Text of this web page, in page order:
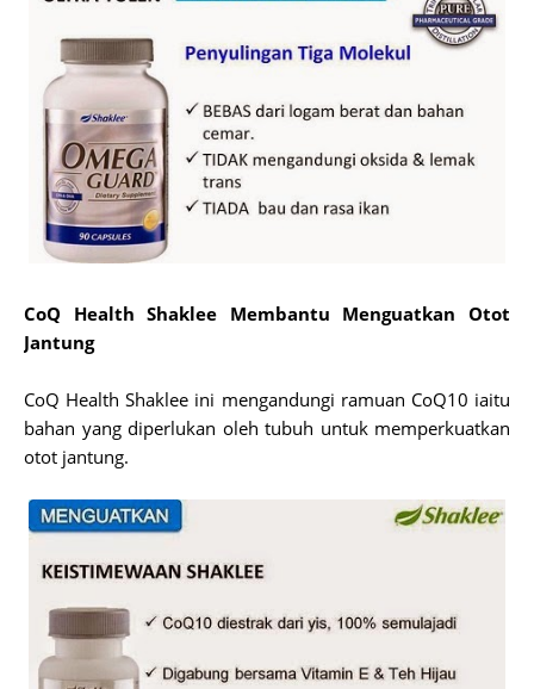
CoQ Health Shaklee Membantu Menguatkan Otot
Jantung
CoQ Health Shaklee ini mengandungi ramuan CoQ10 iaitu
bahan yang diperlukan oleh tubuh untuk memperkuatkan
otot jantung.